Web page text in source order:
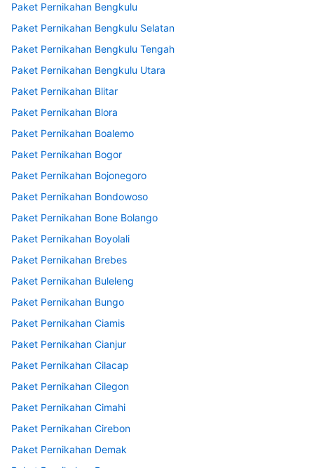
Paket Pernikahan Bengkulu
Paket Pernikahan Bengkulu Selatan
Paket Pernikahan Bengkulu Tengah
Paket Pernikahan Bengkulu Utara
Paket Pernikahan Blitar
Paket Pernikahan Blora
Paket Pernikahan Boalemo
Paket Pernikahan Bogor
Paket Pernikahan Bojonegoro
Paket Pernikahan Bondowoso
Paket Pernikahan Bone Bolango
Paket Pernikahan Boyolali
Paket Pernikahan Brebes
Paket Pernikahan Buleleng
Paket Pernikahan Bungo
Paket Pernikahan Ciamis
Paket Pernikahan Cianjur
Paket Pernikahan Cilacap
Paket Pernikahan Cilegon
Paket Pernikahan Cimahi
Paket Pernikahan Cirebon
Paket Pernikahan Demak